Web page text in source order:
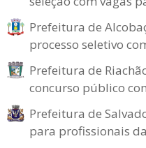
Prefeitura de
processo seletivo
Prefeitura de
concurso público
Prefeitura de
para profissionais